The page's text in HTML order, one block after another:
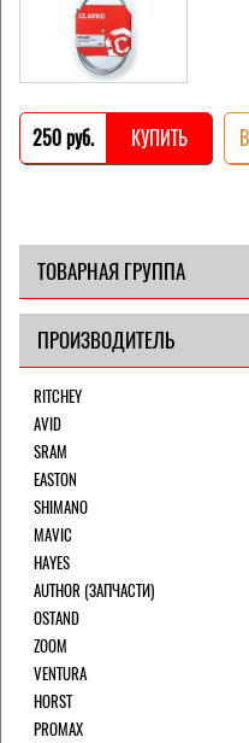
250 pуб. КУПИТЬ
ТОВАРНАЯ ГРУППА
ПРОИЗВОДИТЕЛЬ
RITCHEY
AVID
SRAM
EASTON
SHIMANO
MAVIC
HAYES
AUTHOR (ЗАПЧАСТИ)
OSTAND
ZOOM
VENTURA
HORST
PROMAX